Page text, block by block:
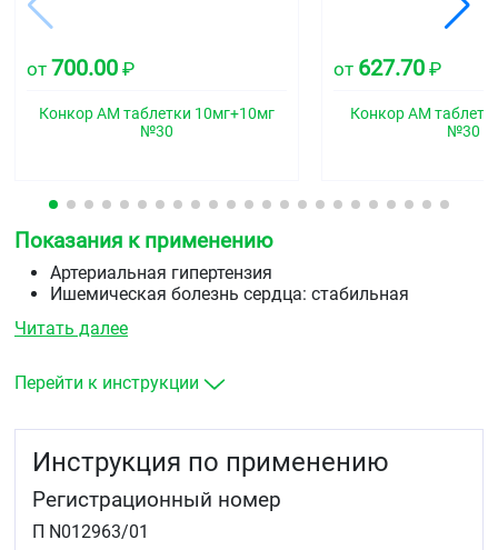
от 700.00 ₽
Конкор АМ таблетки 10мг+10мг
№30
от 627.70 ₽
Конкор АМ
№30
Показания к применению
Артериальная гипертензия
Ишемическая болезнь сердца: стабильная
Хроническая сердечная недостаточность.
Читать далее
Перейти к инструкции
Инструкция по применению
Регистрационный номер
П N012963/01